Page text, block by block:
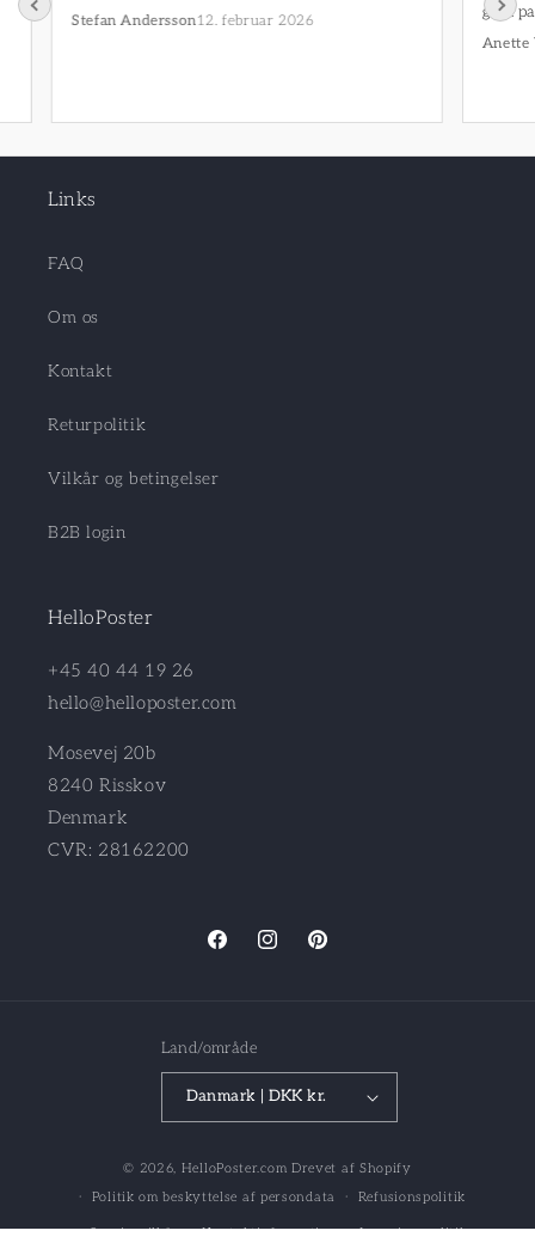
Stefan Andersson12. februar 2026
godt
Anette
Links
FAQ
Om os
Kontakt
Returpolitik
Vilkår og betingelser
B2B login
HelloPoster
+45 40 44 19 26
hello@helloposter.com
Mosevej 20b
8240 Risskov
Denmark
CVR: 28162200
FacebookInstagramPinterest
Land/område
Danmark | DKK kr.
© 2026, HelloPoster.com Drevet af Shopify
Politik om beskyttelse af persondata
Refusionspolitik
Servicevilkår Kontaktinformation Leveringspolitik